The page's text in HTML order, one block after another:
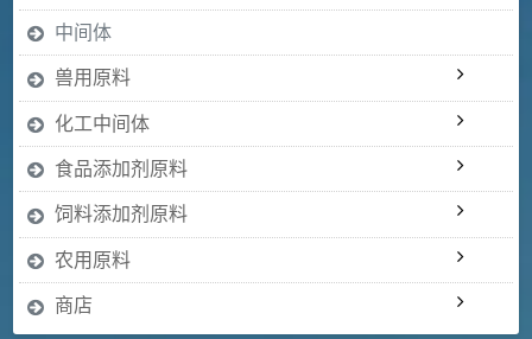
中间体
兽用原料
化工中间体
食品添加剂原料
饲料添加剂原料
农用原料
商店